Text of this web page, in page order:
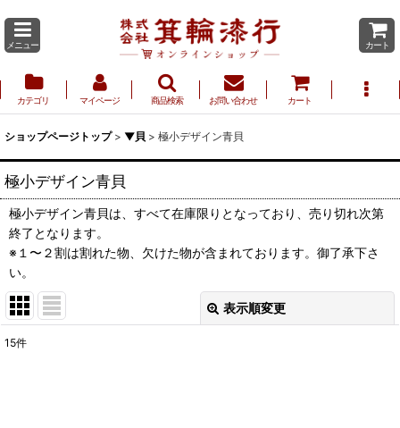
メニュー カート
カテゴリ マイページ 商品検索 お問い合わせ カート
ショップページトップ > ▼貝 > 極小デザイン青貝
極小デザイン青貝
極小デザイン青貝は、すべて在庫限りとなっており、売り切れ次第
終了となります。
※１〜２割は割れた物、欠けた物が含まれております。御了承下さ
い。
表示順変更
15件